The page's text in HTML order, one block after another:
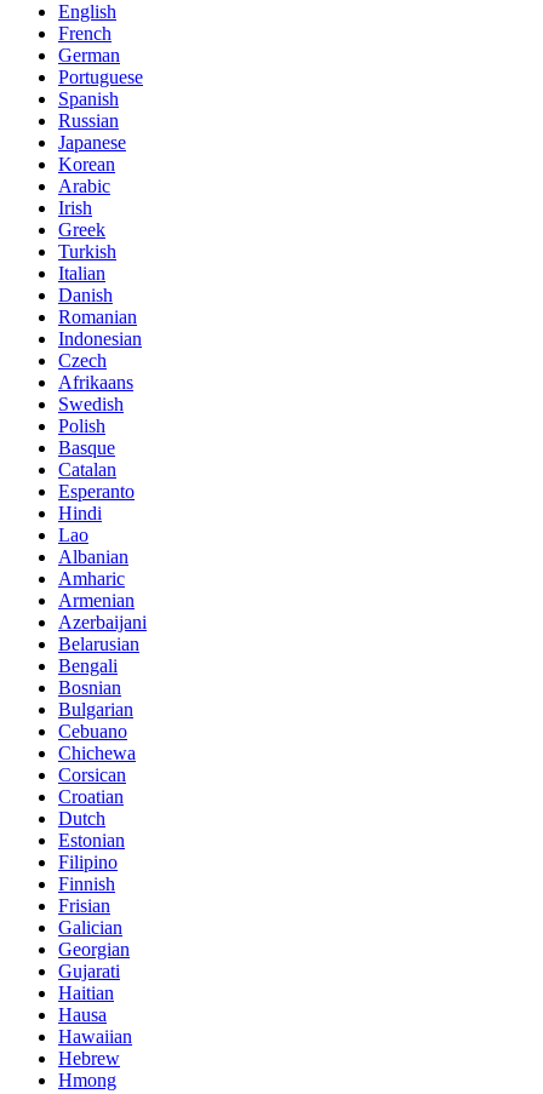
English
French
German
Portuguese
Spanish
Russian
Japanese
Korean
Arabic
Irish
Greek
Turkish
Italian
Danish
Romanian
Indonesian
Czech
Afrikaans
Swedish
Polish
Basque
Catalan
Esperanto
Hindi
Lao
Albanian
Amharic
Armenian
Azerbaijani
Belarusian
Bengali
Bosnian
Bulgarian
Cebuano
Chichewa
Corsican
Croatian
Dutch
Estonian
Filipino
Finnish
Frisian
Galician
Georgian
Gujarati
Haitian
Hausa
Hawaiian
Hebrew
Hmong